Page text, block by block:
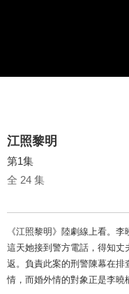
江照黎明
第1集
全 24 集
《江照黎明》陸劇線上看。
這天她接到警方電話，得知丈
返。負責此案的刑警陳幕在
情，而婚外情的對象正是李